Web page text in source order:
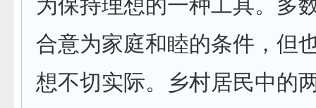
为保持理想的一种工具。多
合意为家庭和睦的条件，但
想不切实际。乡村居民中的